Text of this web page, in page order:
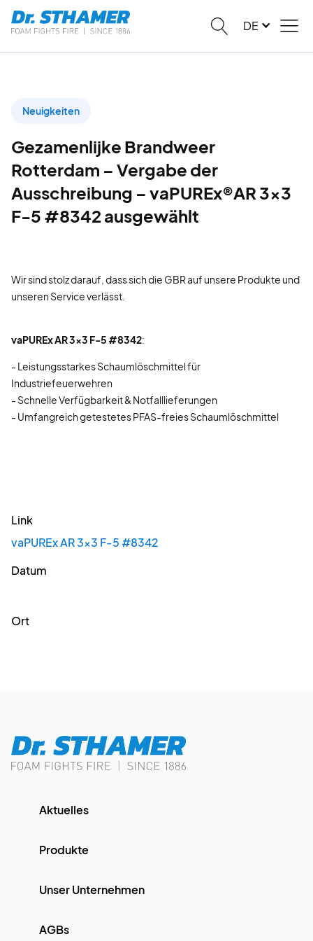
DE
Neuigkeiten
Gezamenlijke Brandweer
Rotterdam – Vergabe der
Ausschreibung – vaPUREx®AR 3x3
F-5 #8342 ausgewählt
Wir sind stolz darauf, dass sich die GBR auf unsere Produkte und
unseren Service verlässt.
vaPUREx AR 3x3 F-5 #8342:
- Leistungsstarkes Schaumlöschmittel für
Industriefeuerwehren
- Schnelle Verfügbarkeit & Notfalllieferungen
- Umfangreich getestetes PFAS-freies Schaumlöschmittel
Link
vaPUREx AR 3x3 F-5 #8342
Datum
Ort
Aktuelles
Produkte
Unser Unternehmen
AGBs